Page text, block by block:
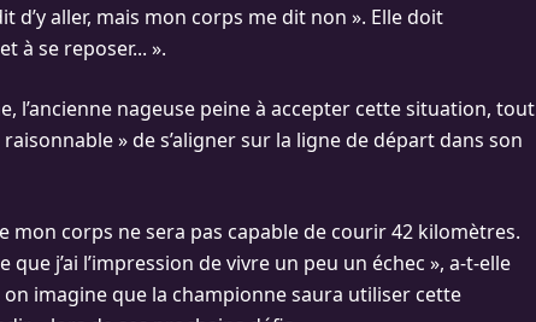
aller, mais mon corps me dit non ». Elle doit
à se reposer... ».
l’ancienne nageuse peine à accepter cette situation, tout
» de s’aligner sur la ligne de départ dans son
mon corps ne sera pas capable de courir 42 kilomètres.
que j’ai l’impression de vivre un peu un échec », a-t-elle
on imagine que la championne saura utiliser cette